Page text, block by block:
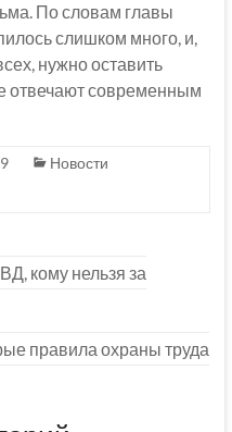
По словам главы
слишком много, и,
нужно оставить
отвечают современным
Новости
кому нельзя за
правила охраны труда